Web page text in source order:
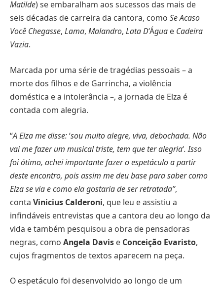
Matilde) se embaralham aos sucessos das mais de
seis décadas de carreira da cantora, como Se Acaso
Você Chegasse, Lama, Malandro, Lata D‘Água e Cadeira
Vazia.
Marcada por uma série de tragédias pessoais – a
morte dos filhos e de Garrincha, a violência
doméstica e a intolerância –, a jornada de Elza é
contada com alegria.
“A Elza me disse:‘sou muito alegre, viva, debochada. Não
vai me fazer um musical triste, tem que ter alegria‘. Isso
foi ótimo, achei importante fazer o espetáculo a partir
deste encontro, pois assim me deu base para saber como
Elza se via e como ela gostaria de ser retratada”,
conta Vinicius Calderoni, que leu e assistiu a
infindáveis entrevistas que a cantora deu ao longo da
vida e também pesquisou a obra de pensadoras
negras, como Angela Davis e Conceição Evaristo,
cujos fragmentos de textos aparecem na peça.
O espetáculo foi desenvolvido ao longo de um